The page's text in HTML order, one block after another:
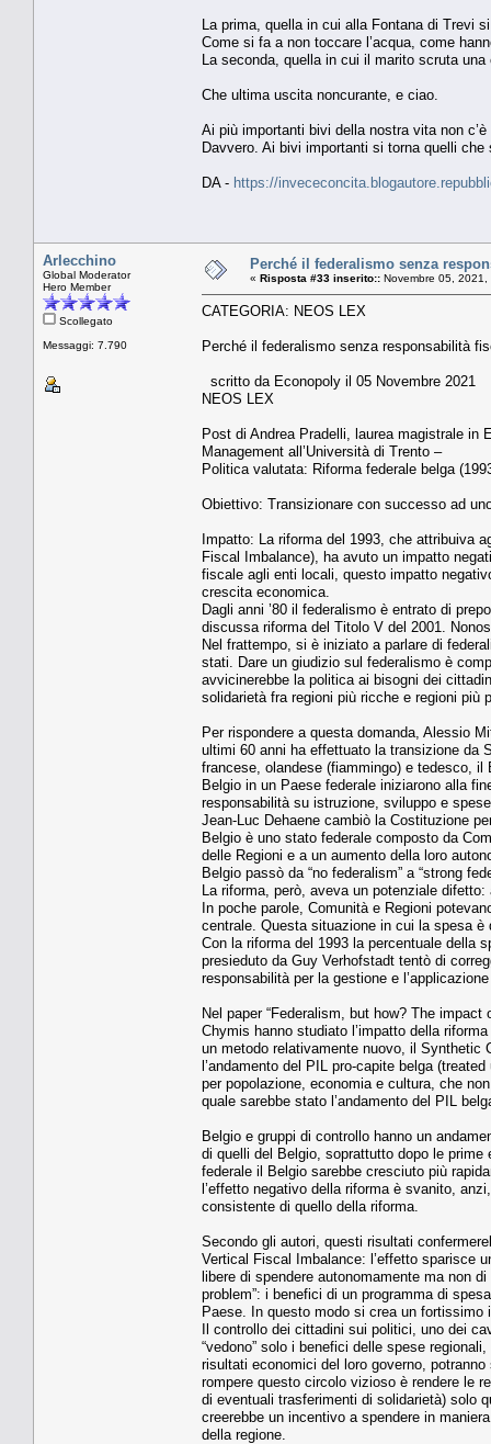
La prima, quella in cui alla Fontana di Trevi
Come si fa a non toccare l’acqua, come
La seconda, quella in cui il marito scruta
Che ultima uscita noncurante, e ciao.
Ai più importanti bivi della nostra vita non
Davvero. Ai bivi importanti si torna quelli
DA - https://
Arlecchino
Global Moderator
Hero Member
Scollegato
Messaggi: 7.790
Perché il federalismo senza
« Risposta #33 inserito:: Novembre 05, 2021,
CATEGORIA: NEOS LEX
Perché il federalismo senza responsabilità
scritto da Econopoly il 05 Novembre 2021
NEOS LEX
Post di Andrea Pradelli, laurea magistrale in
Management all’Università di Trento –
Politica valutata: Riforma federale belga
Obiettivo: Transizionare con successo ad
Impatto: La riforma del 1993, che attribuiva
Fiscal Imbalance), ha avuto un impatto
fiscale agli enti locali, questo impatto
crescita economica.
Dagli anni ’80 il federalismo è entrato di
discussa riforma del Titolo V del 2001.
Nel frattempo, si è iniziato a parlare di
stati. Dare un giudizio sul federalismo è
avvicinerebbe la politica ai bisogni dei
solidarietà fra regioni più ricche e regioni più
Per rispondere a questa domanda, Alessio
ultimi 60 anni ha effettuato la transizione da
francese, olandese (fiammingo) e tedesco,
Belgio in un Paese federale iniziarono alla
responsabilità su istruzione, sviluppo e
Jean-Luc Dehaene cambiò la Costituzione
Belgio è uno stato federale composto da
delle Regioni e a un aumento della loro
Belgio passò da “no federalism” a “strong
La riforma, però, aveva un potenziale
In poche parole, Comunità e Regioni
centrale. Questa situazione in cui la spesa
Con la riforma del 1993 la percentuale della
presieduto da Guy Verhofstadt tentò di
responsabilità per la gestione e
Nel paper “Federalism, but how? The
Chymis hanno studiato l’impatto della
un metodo relativamente nuovo, il Synthetic
l’andamento del PIL pro-capite belga
per popolazione, economia e cultura, che
quale sarebbe stato l’andamento del PIL
Belgio e gruppi di controllo hanno un
di quelli del Belgio, soprattutto dopo le
federale il Belgio sarebbe cresciuto più
l’effetto negativo della riforma è svanito,
consistente di quello della riforma.
Secondo gli autori, questi risultati
Vertical Fiscal Imbalance: l’effetto sparisce
libere di spendere autonomamente ma non
problem”: i benefici di un programma di
Paese. In questo modo si crea un
Il controllo dei cittadini sui politici, uno dei
“vedono” solo i benefici delle spese
risultati economici del loro governo,
rompere questo circolo vizioso è rendere le
di eventuali trasferimenti di solidarietà) solo
creerebbe un incentivo a spendere in
della regione.